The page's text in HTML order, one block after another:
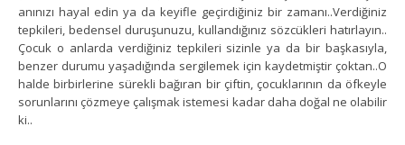
anınızı hayal edin ya da keyifle geçirdiğiniz bir zamanı..Verdiğiniz
tepkileri, bedensel duruşunuzu, kullandığınız sözcükleri hatırlayın..
Çocuk o anlarda verdiğiniz tepkileri sizinle ya da bir başkasıyla,
benzer durumu yaşadığında sergilemek için kaydetmiştir çoktan..O
halde birbirlerine sürekli bağıran bir çiftin, çocuklarının da öfkeyle
sorunlarını çözmeye çalışmak istemesi kadar daha doğal ne olabilir
ki..